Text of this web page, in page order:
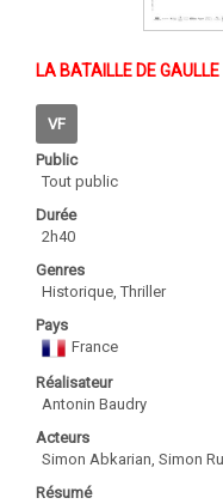
LA BATAILLE DE
VF
Public
Tout public
Durée
2h40
Genres
Historique, Thriller
Pays
France
Réalisateur
Antonin Baudry
Acteurs
Simon Abkarian, Simon
Résumé